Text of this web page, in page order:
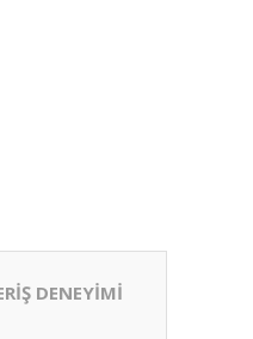
DENEYİMİ